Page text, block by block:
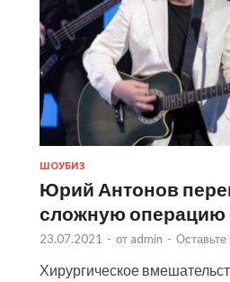
ШОУБИЗ
Юрий Антонов
сложную операцию
23.07.2021 - от admin -
Хирургическое